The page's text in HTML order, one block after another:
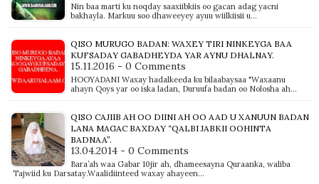
Nin baa marti ku noqday saaxiibkiis oo gacan adag yacni
bakhayla. Markuu soo dhaweeyey ayuu wiilkiisii u…
QISO MURUGO BADAN: WAXEY TIRI NINKEYGA BAA
KUFSADAY GABADHEYDA YAR AYNU DHALNAY.
15.11.2016 - 0 Comments
HOOYADANI Waxay hadalkeeda ku bilaabaysaa "Waxaanu
ahayn Qoys yar oo iska ladan, Duruufa badan oo Nolosha ah…
QISO CAJIIB AH OO DIINI AH OO AAD U XANUUN BADAN
LANA MAGAC BAXDAY “QALBI JABKII OOHINTA
BADNAA”.
13.04.2014 - 0 Comments
Bara’ah waa Gabar 10jir ah, dhameesayna Quraanka, waliba
Tajwiid ku Darsatay.Waalidiinteed waxay ahayeen…